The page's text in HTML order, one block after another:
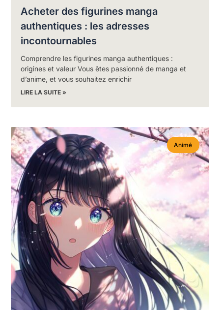
Acheter des figurines manga
authentiques : les adresses
incontournables
Comprendre les figurines manga authentiques :
origines et valeur Vous êtes passionné de manga et
d’anime, et vous souhaitez enrichir
LIRE LA SUITE »
Animé